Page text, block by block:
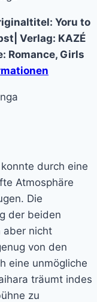
Yoru to
Verlag: KAZÉ
Romance, Girls
konnte durch eine
Atmosphäre
Die
der beiden
aber nicht
von den
eine unmögliche
träumt indes
zu